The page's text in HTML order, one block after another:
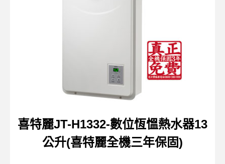
喜特麗JT-H1332-數位恆慍熱水器13
公升(喜特麗全機三年保固)